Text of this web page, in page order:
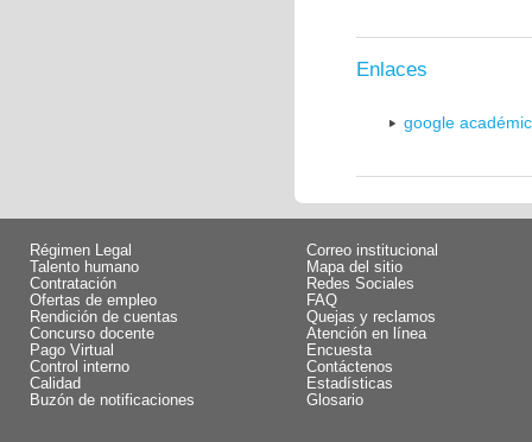
Enlaces
google
Régimen Legal
Talento humano
Contratación
Ofertas de empleo
Rendición de cuentas
Concurso docente
Pago Virtual
Control interno
Calidad
Buzón de notificaciones
Correo institucional
Mapa del sitio
Redes Sociales
FAQ
Quejas y reclamos
Atención en línea
Encuesta
Contáctenos
Estadísticas
Glosario